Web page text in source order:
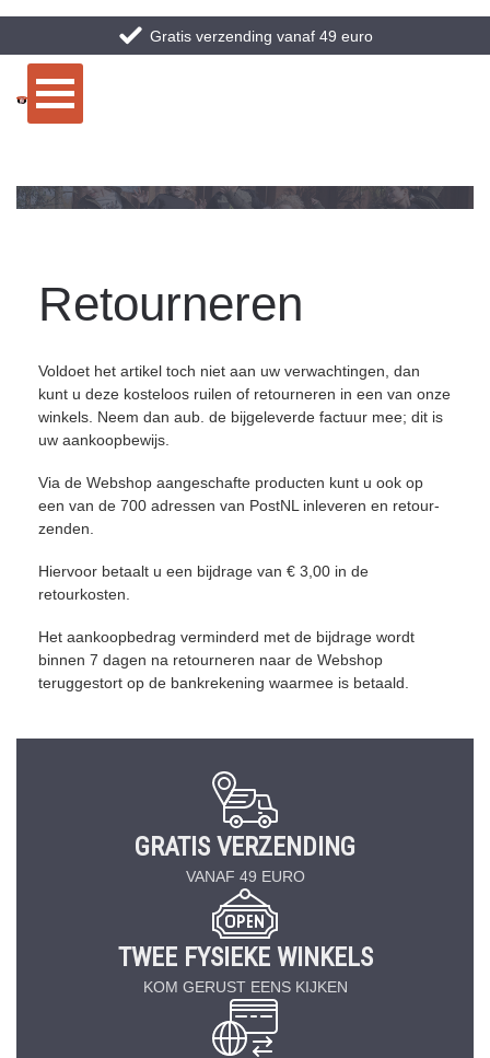
Gratis verzending vanaf 49 euro
Retourneren
Voldoet het artikel toch niet aan uw verwachtingen, dan
kunt u deze kosteloos ruilen of retourneren in een van onze
winkels. Neem dan aub. de bijgeleverde factuur mee; dit is
uw aankoopbewijs.
Via de Webshop aangeschafte producten kunt u ook op
een van de 700 adressen van PostNL inleveren en retour-
zenden.
Hiervoor betaalt u een bijdrage van € 3,00 in de
retourkosten.
Het aankoopbedrag verminderd met de bijdrage wordt
binnen 7 dagen na retourneren naar de Webshop
teruggestort op de bankrekening waarmee is betaald.
GRATIS VERZENDING
VANAF 49 EURO
TWEE FYSIEKE WINKELS
KOM GERUST EENS KIJKEN